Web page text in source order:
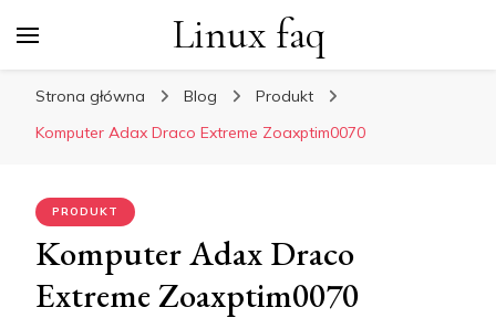
Linux faq
Strona główna Blog
Produkt
Komputer Adax Draco Extreme Zoaxptim0070
PRODUKT
Komputer Adax Draco
Extreme Zoaxptim0070